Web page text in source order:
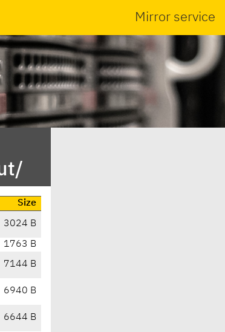
Mirror service
Size
3024 B
1763 B
7144 B
6940 B
6644 B